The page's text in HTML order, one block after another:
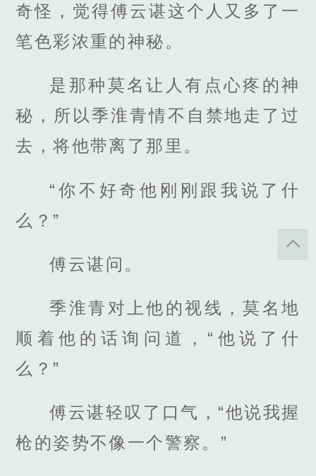
奇怪，觉得傅云谌这个人又多了一
笔色彩浓重的神秘。
是那种莫名让人有点心疼的神
秘，所以季淮青情不自禁地走了过
去，将他带离了那里。
“你不好奇他刚刚跟我说了什
么？”
傅云谌问。
季淮青对上他的视线，莫名地
顺着他的话询问道，“他说了什
么？”
傅云谌轻叹了口气，“他说我握
枪的姿势不像一个警察。”